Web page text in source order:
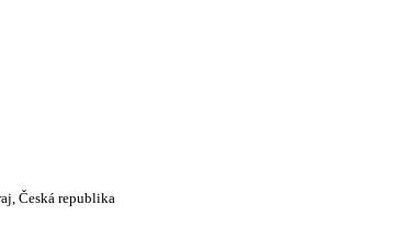
Česká republika